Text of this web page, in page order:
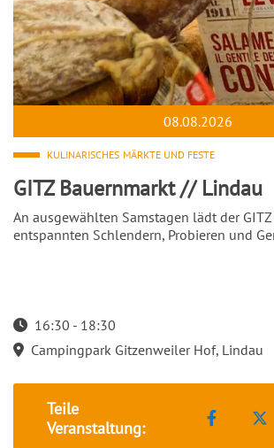
08.08.2026
KULINARISCHES MÄRKTE UND FESTE
GITZ Bauernmarkt // Lindau
An ausgewählten Samstagen lädt der
entspannten Schlendern, Probieren und
16:30 - 18:30
Startzeit: 16:30
Campingpark Gitzenweiler Hof, Lindau
Teile
Veranstaltung:
Teilen